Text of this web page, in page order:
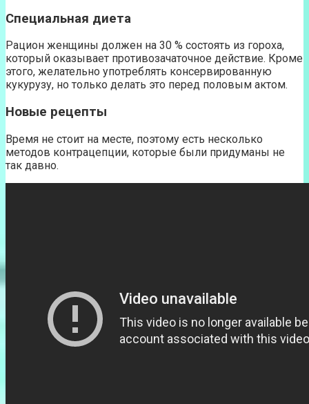
Специальная диета
Рацион женщины должен на 30 % состоять из гороха,
который оказывает противозачаточное действие. Кроме
этого, желательно употреблять консервированную
кукурузу, но только делать это перед половым актом.
Новые рецепты
Время не стоит на месте, поэтому есть несколько
методов контрацепции, которые были придуманы не
так давно.